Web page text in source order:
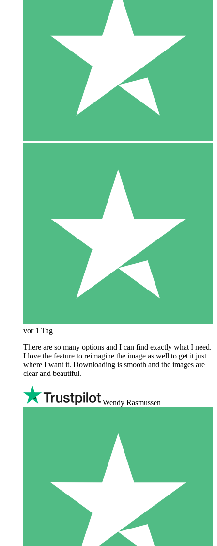
vor 1 Tag
There are so many options and I can find exactly what I need.
I love the feature to reimagine the image as well to get it just
where I want it. Downloading is smooth and the images are
clear and beautiful.
Wendy Rasmussen